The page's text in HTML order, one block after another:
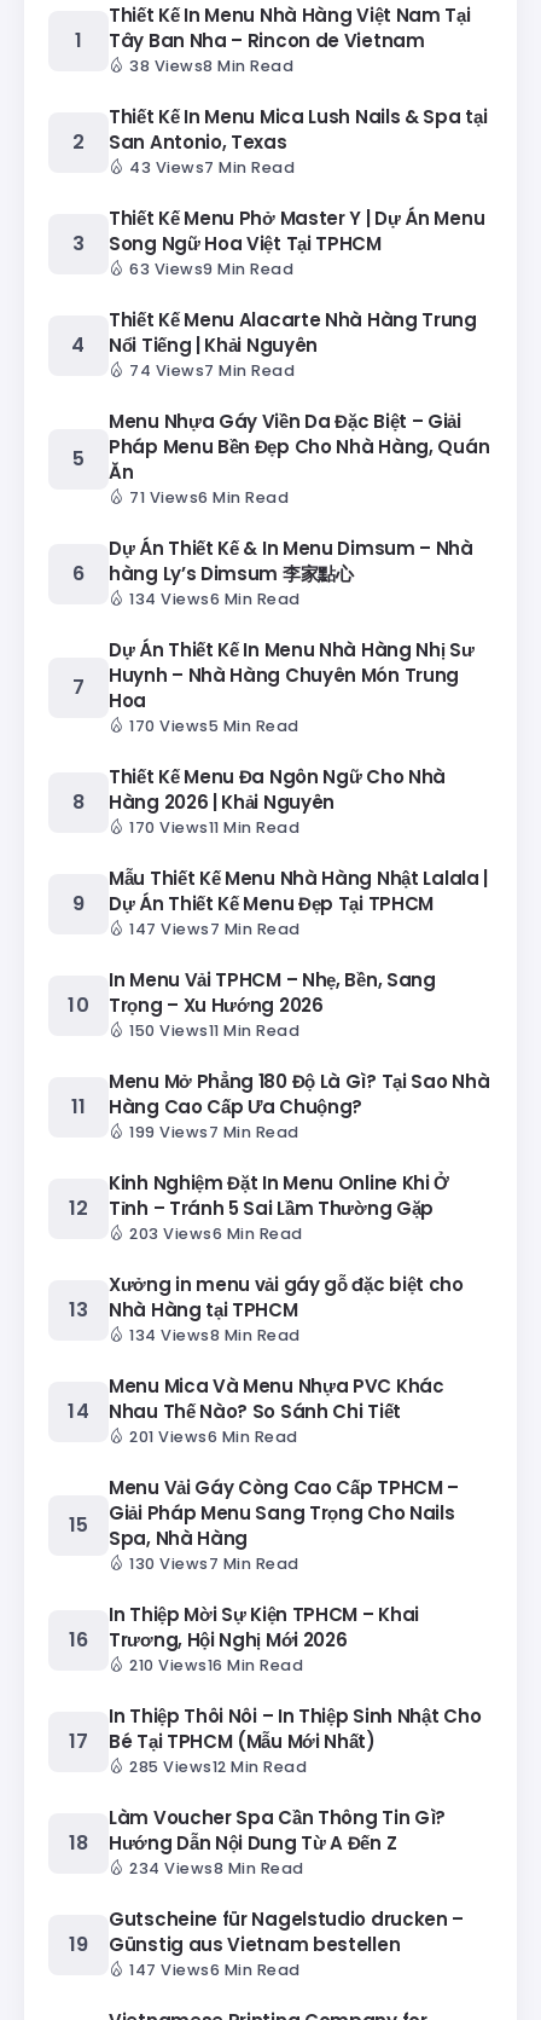
Thiết Kế In Menu Nhà Hàng Việt Nam Tại
Tây Ban Nha – Rincon de Vietnam
38 Views8 Min Read
Thiết Kế In Menu Mica Lush Nails & Spa tại
San Antonio, Texas
43 Views7 Min Read
Thiết Kế Menu Phở Master Y | Dự Án Menu
Song Ngữ Hoa Việt Tại TPHCM
63 Views9 Min Read
Thiết Kế Menu Alacarte Nhà Hàng Trung
Nổi Tiếng | Khải Nguyên
74 Views7 Min Read
Menu Nhựa Gáy Viền Da Đặc Biệt – Giải
Pháp Menu Bền Đẹp Cho Nhà Hàng, Quán
Ăn
71 Views6 Min Read
Dự Án Thiết Kế & In Menu Dimsum – Nhà
hàng Ly’s Dimsum 李家點心
134 Views6 Min Read
Dự Án Thiết Kế In Menu Nhà Hàng Nhị Sư
Huynh – Nhà Hàng Chuyên Món Trung
Hoa
170 Views5 Min Read
Thiết Kế Menu Đa Ngôn Ngữ Cho Nhà
Hàng 2026 | Khải Nguyên
170 Views11 Min Read
Mẫu Thiết Kế Menu Nhà Hàng Nhật Lalala |
Dự Án Thiết Kế Menu Đẹp Tại TPHCM
147 Views7 Min Read
In Menu Vải TPHCM – Nhẹ, Bền, Sang
Trọng – Xu Hướng 2026
150 Views11 Min Read
Menu Mở Phẳng 180 Độ Là Gì? Tại Sao Nhà
Hàng Cao Cấp Ưa Chuộng?
199 Views7 Min Read
Kinh Nghiệm Đặt In Menu Online Khi Ở
Tỉnh – Tránh 5 Sai Lầm Thường Gặp
203 Views6 Min Read
Xưởng in menu vải gáy gỗ đặc biệt cho
Nhà Hàng tại TPHCM
134 Views8 Min Read
Menu Mica Và Menu Nhựa PVC Khác
Nhau Thế Nào? So Sánh Chi Tiết
201 Views6 Min Read
Menu Vải Gáy Còng Cao Cấp TPHCM –
Giải Pháp Menu Sang Trọng Cho Nails
Spa, Nhà Hàng
130 Views7 Min Read
In Thiệp Mời Sự Kiện TPHCM – Khai
Trương, Hội Nghị Mới 2026
210 Views16 Min Read
In Thiệp Thôi Nôi – In Thiệp Sinh Nhật Cho
Bé Tại TPHCM (Mẫu Mới Nhất)
285 Views12 Min Read
Làm Voucher Spa Cần Thông Tin Gì?
Hướng Dẫn Nội Dung Từ A Đến Z
234 Views8 Min Read
Gutscheine für Nagelstudio drucken –
Günstig aus Vietnam bestellen
147 Views6 Min Read